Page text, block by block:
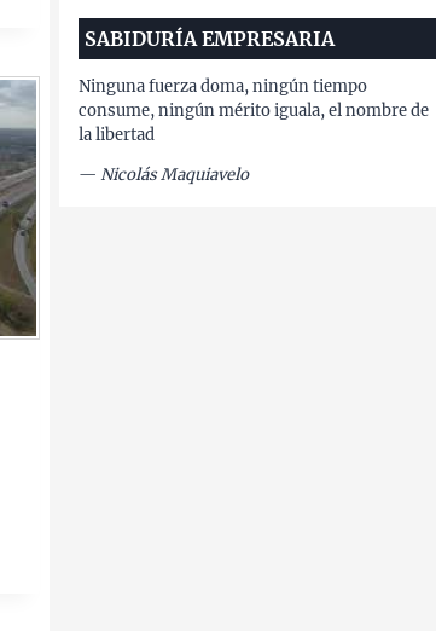
SABIDURÍA EMPRESARIA
Ninguna fuerza doma, ningún tiempo
consume, ningún mérito iguala, el nombre de
la libertad
— Nicolás Maquiavelo